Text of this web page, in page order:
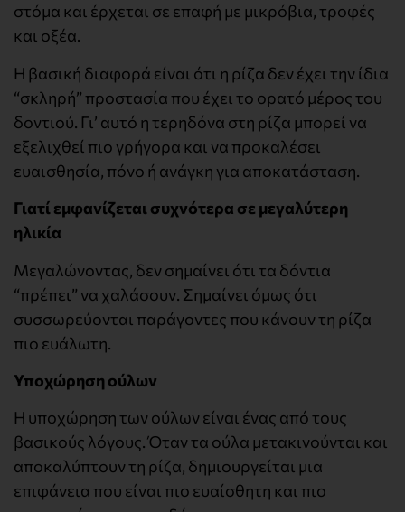
στόμα και έρχεται σε επαφή με μικρόβια, τροφές
και οξέα.
Η βασική διαφορά είναι ότι η ρίζα δεν έχει την ίδια
“σκληρή” προστασία που έχει το ορατό μέρος του
δοντιού. Γι’ αυτό η τερηδόνα στη ρίζα μπορεί να
εξελιχθεί πιο γρήγορα και να προκαλέσει
ευαισθησία, πόνο ή ανάγκη για αποκατάσταση.
Γιατί εμφανίζεται συχνότερα σε μεγαλύτερη
ηλικία
Μεγαλώνοντας, δεν σημαίνει ότι τα δόντια
“πρέπει” να χαλάσουν. Σημαίνει όμως ότι
συσσωρεύονται παράγοντες που κάνουν τη ρίζα
πιο ευάλωτη.
Υποχώρηση ούλων
Η υποχώρηση των ούλων είναι ένας από τους
βασικούς λόγους. Όταν τα ούλα μετακινούνται και
αποκαλύπτουν τη ρίζα, δημιουργείται μια
επιφάνεια που είναι πιο ευαίσθητη και πιο